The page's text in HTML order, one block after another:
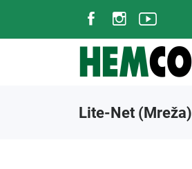
Lite-Net (Mreža)